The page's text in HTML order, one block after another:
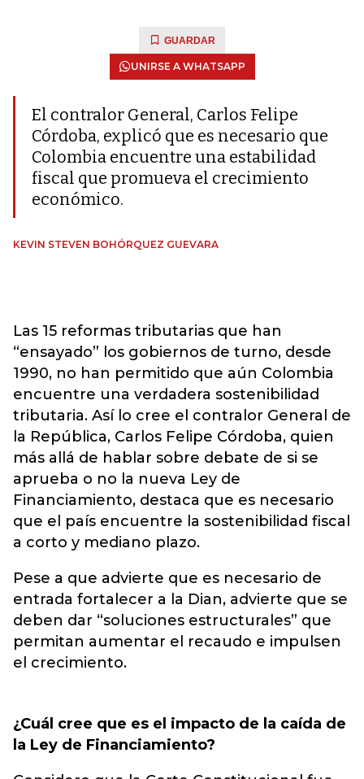
GUARDAR
UNIRSE A WHATSAPP
El contralor General, Carlos Felipe
Córdoba, explicó que es necesario que
Colombia encuentre una estabilidad
fiscal que promueva el crecimiento
económico.
KEVIN STEVEN BOHÓRQUEZ GUEVARA
Las 15 reformas tributarias que han
“ensayado” los gobiernos de turno, desde
1990, no han permitido que aún Colombia
encuentre una verdadera sostenibilidad
tributaria. Así lo cree el contralor General de
la República, Carlos Felipe Córdoba, quien
más allá de hablar sobre debate de si se
aprueba o no la nueva Ley de
Financiamiento, destaca que es necesario
que el país encuentre la sostenibilidad fiscal
a corto y mediano plazo.
Pese a que advierte que es necesario de
entrada fortalecer a la Dian, advierte que se
deben dar “soluciones estructurales” que
permitan aumentar el recaudo e impulsen
el crecimiento.
¿Cuál cree que es el impacto de la caída de
la Ley de Financiamiento?